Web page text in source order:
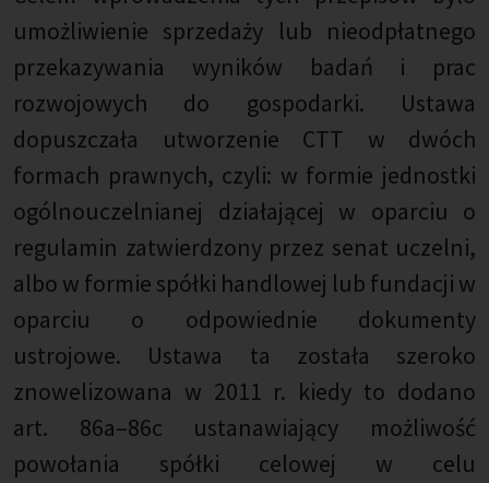
umożliwienie sprzedaży lub nieodpłatnego
przekazywania wyników badań i prac
rozwojowych do gospodarki. Ustawa
dopuszczała utworzenie CTT w dwóch
formach prawnych, czyli: w formie jednostki
ogólnouczelnianej działającej w oparciu o
regulamin zatwierdzony przez senat uczelni,
albo w formie spółki handlowej lub fundacji w
oparciu o odpowiednie dokumenty
ustrojowe. Ustawa ta została szeroko
znowelizowana w 2011 r. kiedy to dodano
art. 86a–86c ustanawiający możliwość
powołania spółki celowej w celu